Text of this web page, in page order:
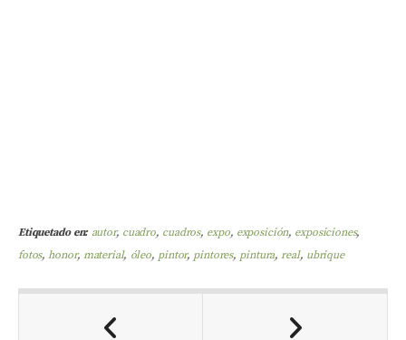
Etiquetado en: autor, cuadro, cuadros, expo, exposición, exposiciones,
fotos,honor, material, óleo, pintor, pintores, pintura,real, ubrique